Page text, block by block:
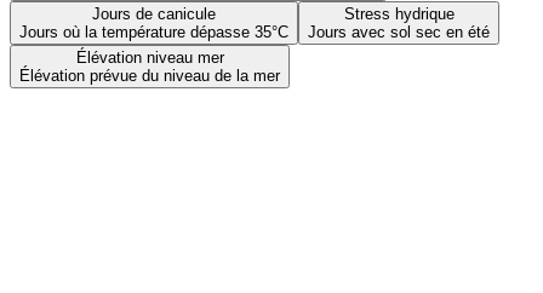
Jours de canicule
Jours où la température dépasse 35°C
Stress hydrique
Jours avec sol sec en été
Élévation niveau mer
Élévation prévue du niveau de la mer